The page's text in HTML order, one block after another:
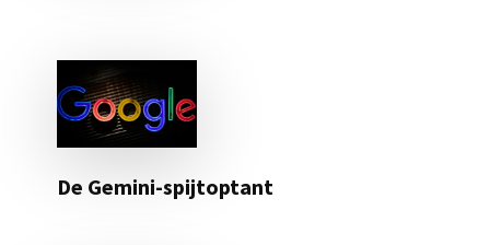
De Gemini-spijtoptant